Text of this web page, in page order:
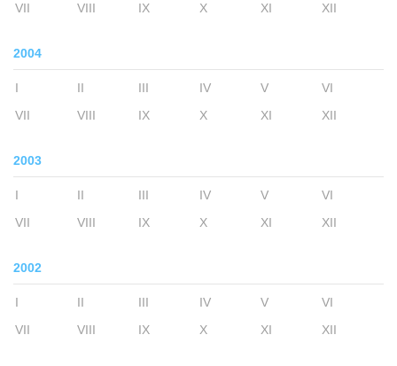
VII
VIII IX X XI XII
2004
I II III IV V
VI
VII
VIII IX X XI XII
2003
I II III IV V
VI
VII
VIII IX X XI XII
2002
I II III IV V
VI
VII
VIII IX X XI XII